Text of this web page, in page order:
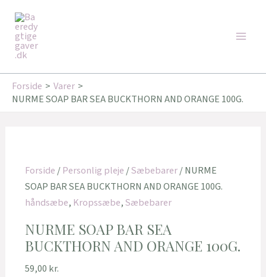
indholdet
Forside
Varer
NURME SOAP BAR SEA BUCKTHORN AND ORANGE 100G.
Forside/Personlig pleje/Sæbebarer/ NURME
SOAP BAR SEA BUCKTHORN AND ORANGE 100G.
håndsæbe, Kropssæbe,Sæbebarer
NURME SOAP BAR SEA
BUCKTHORN AND ORANGE 100G.
59,00 kr.